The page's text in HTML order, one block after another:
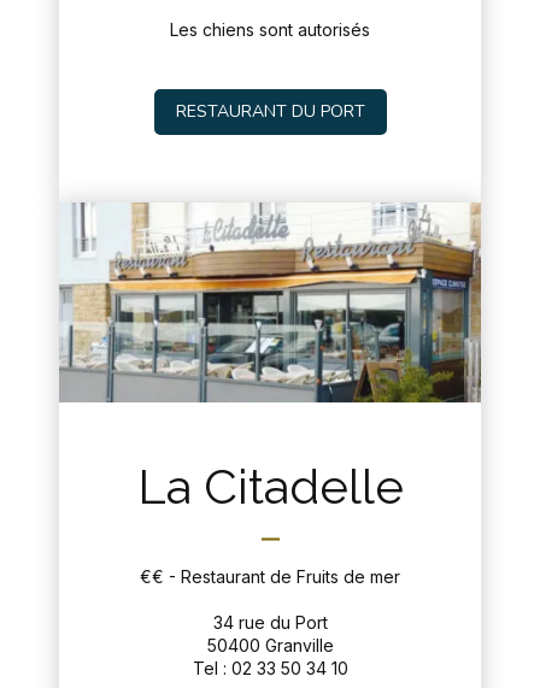
Les chiens sont autorisés
RESTAURANT DU PORT
La Citadelle
€€ - Restaurant de Fruits de mer
34 rue du Port
50400 Granville
Tel : 02 33 50 34 10